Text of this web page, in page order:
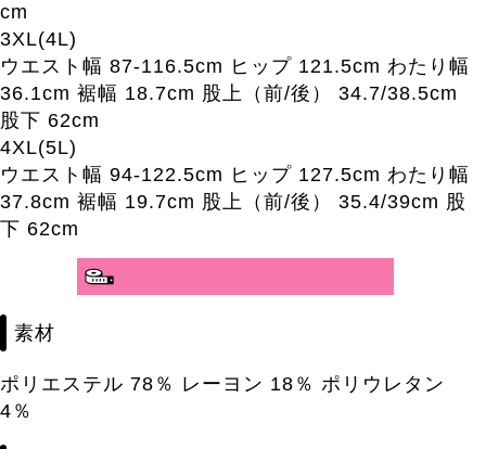
cm
3XL(4L)
ウエスト幅 87-116.5cm ヒップ 121.5cm わたり幅
36.1cm 裾幅 18.7cm 股上（前/後） 34.7/38.5cm
股下 62cm
4XL(5L)
ウエスト幅 94-122.5cm ヒップ 127.5cm わたり幅
37.8cm 裾幅 19.7cm 股上（前/後） 35.4/39cm 股
下 62cm
分かりやすいサイズガイド>>
素材
ポリエステル 78％ レーヨン 18％ ポリウレタン
4％